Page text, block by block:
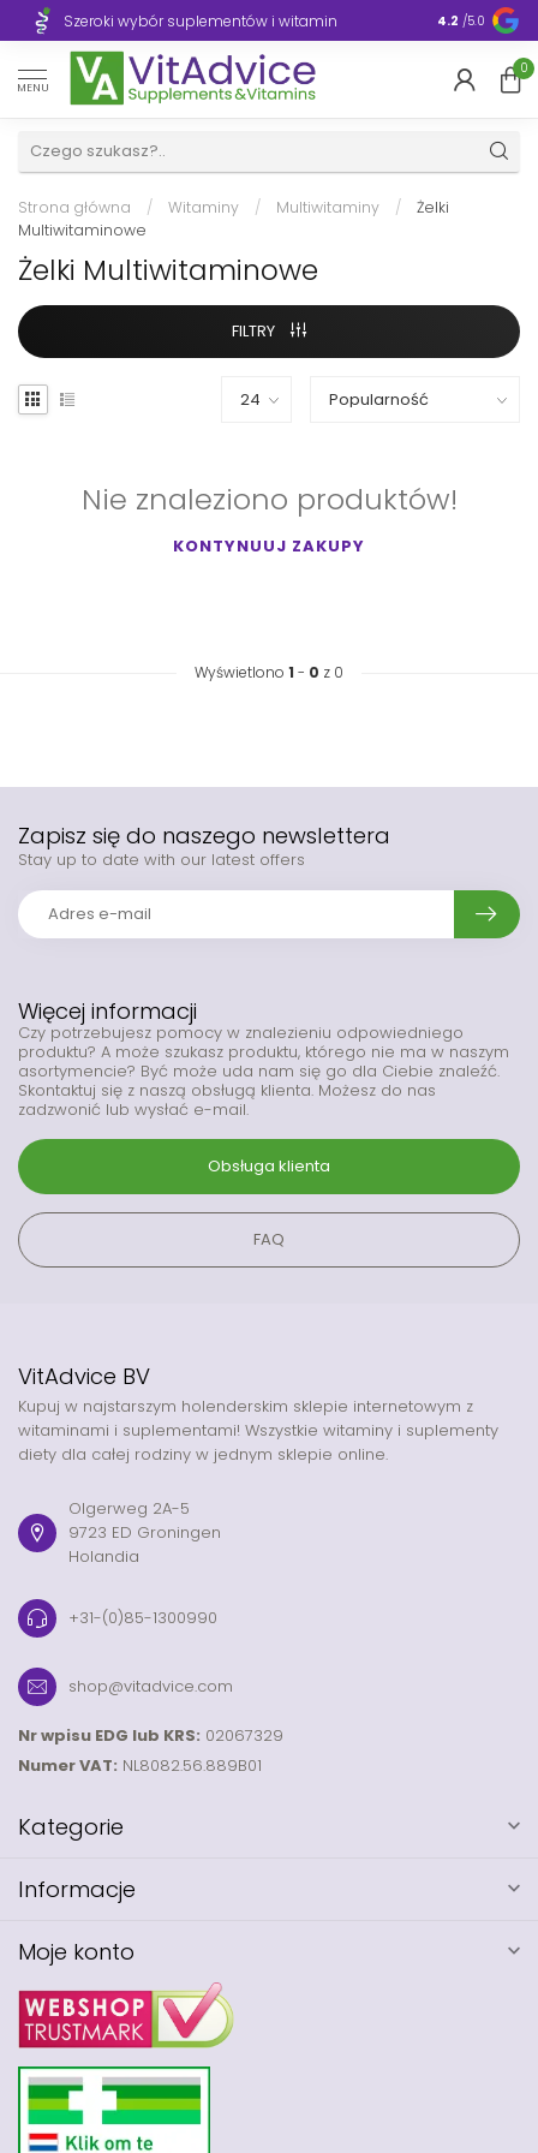
Szeroki wybór suplementów i witamin 4.2 /5.0
MENU
0
Strona główna / Witaminy / Multiwitaminy /
Żelki
Multiwitaminowe
Żelki Multiwitaminowe
FILTRY
Nie znaleziono produktów!
KONTYNUUJ ZAKUPY
Wyświetlono 1 - 0 z 0
Więcej informacji
Czy potrzebujesz pomocy w znalezieniu odpowiedniego
produktu? A może szukasz produktu, którego nie ma w naszym
asortymencie? Być może uda nam się go dla Ciebie znaleźć.
Skontaktuj się z naszą obsługą klienta. Możesz do nas
zadzwonić lub wysłać e-mail.
Obsługa klienta
FAQ
Zapisz się do naszego newslettera
Stay up to date with our latest offers
VitAdvice BV
Kupuj w najstarszym holenderskim sklepie internetowym z
witaminami i suplementami! Wszystkie witaminy i suplementy
diety dla całej rodziny w jednym sklepie online.
Olgerweg 2A-5
9723 ED Groningen
Holandia
+31-(0)85-1300990
shop@vitadvice.com
Nr wpisu EDG lub KRS: 02067329
Numer VAT: NL8082.56.889B01
Kategorie
Informacje
Moje konto